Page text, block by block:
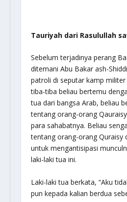
Tauriyah dari Rasulullah
Sebelum terjadinya perang
ditemani Abu Bakar ash-
patroli di seputar kamp
tiba-tiba beliau bertemu
tua dari bangsa Arab, beliau
tentang orang-orang
para sahabatnya. Beliau
tentang orang-orang Quraisy
untuk mengantisipasi
laki-laki tua ini.
Laki-laki tua berkata, “Aku
pun kepada kalian berdua